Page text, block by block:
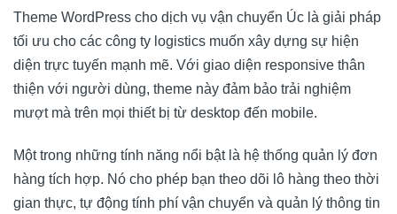
Theme WordPress cho dịch vụ vận chuyển Úc là giải pháp
tối ưu cho các công ty logistics muốn xây dựng sự hiện
diện trực tuyến mạnh mẽ. Với giao diện responsive thân
thiện với người dùng, theme này đảm bảo trải nghiệm
mượt mà trên mọi thiết bị từ desktop đến mobile.
Một trong những tính năng nổi bật là hệ thống quản lý đơn
hàng tích hợp. Nó cho phép bạn theo dõi lô hàng theo thời
gian thực, tự động tính phí vận chuyển và quản lý thông tin